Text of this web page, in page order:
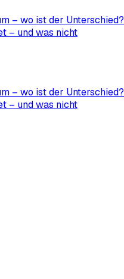
– wo ist der Unterschied?
– und was nicht
– wo ist der Unterschied?
– und was nicht